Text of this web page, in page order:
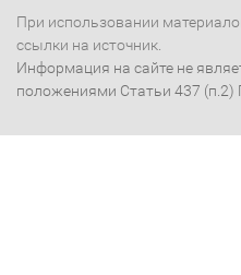
При использовании
ссылки на источник.
Информация на сайте не
положениями Статьи 437 (п.2)